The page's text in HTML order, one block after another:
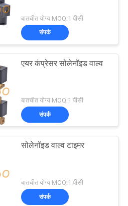
बातचीत योग्य MOQ:1 पीसी
संपर्क
एयर कंप्रेसर सोलेनॉइड वाल्व
बातचीत योग्य MOQ:1 पीसी
संपर्क
सोलेनॉइड वाल्व टाइमर
बातचीत योग्य MOQ:1 पीसी
संपर्क